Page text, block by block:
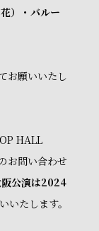
）・バルー
お願いいたし
HALL
お問い合わせ
公演は2024
いたします。